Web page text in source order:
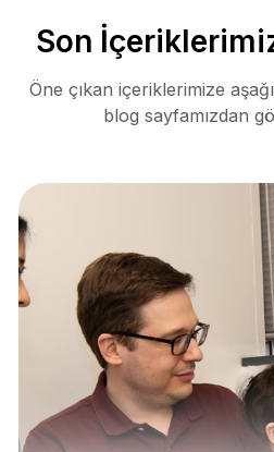
Son
Öne çıkan içeriklerimize
blog sayfamızdan